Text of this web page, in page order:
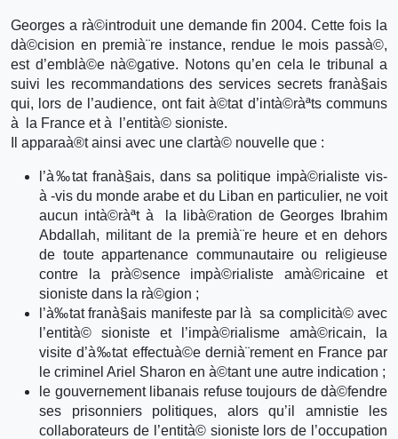
Georges a rà©introduit une demande fin 2004. Cette fois la
dà©cision en premià¨re instance, rendue le mois passà©,
est d’emblà©e nà©gative. Notons qu’en cela le tribunal a
suivi les recommandations des services secrets franà§ais
qui, lors de l’audience, ont fait à©tat d’intà©ràªts communs
à la France et à l’entità© sioniste.
Il apparaà®t ainsi avec une clartà© nouvelle que :
l’à‰tat franà§ais, dans sa politique impà©rialiste vis-
à -vis du monde arabe et du Liban en particulier, ne voit
aucun intà©ràªt à la libà©ration de Georges Ibrahim
Abdallah, militant de la premià¨re heure et en dehors
de toute appartenance communautaire ou religieuse
contre la prà©sence impà©rialiste amà©ricaine et
sioniste dans la rà©gion ;
l’à‰tat franà§ais manifeste par là sa complicità© avec
l’entità© sioniste et l’impà©rialisme amà©ricain, la
visite d’à‰tat effectuà©e dernià¨rement en France par
le criminel Ariel Sharon en à©tant une autre indication ;
le gouvernement libanais refuse toujours de dà©fendre
ses prisonniers politiques, alors qu’il amnistie les
collaborateurs de l’entità© sioniste lors de l’occupation